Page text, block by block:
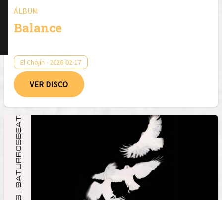
ÁLBUM
Balance
El Chojín - 2026-02-17
VER DISCO